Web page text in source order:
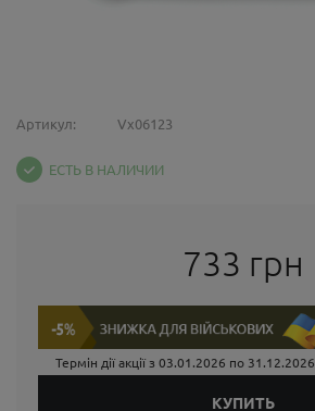
Артикул: Vx06123
ЕСТЬ В НАЛИЧИИ
733 грн
Термін дії акції з 03.01.2026 по 31.12.2026